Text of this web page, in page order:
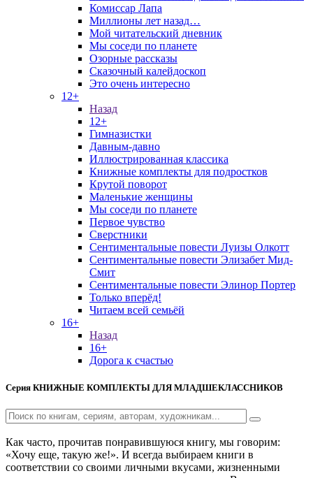
Комиссар Лапа
Миллионы лет назад…
Мой читательский дневник
Мы соседи по планете
Озорные рассказы
Сказочный калейдоскоп
Это очень интересно
12+
Назад
12+
Гимназистки
Давным-давно
Иллюстрированная классика
Книжные комплекты для подростков
Крутой поворот
Маленькие женщины
Мы соседи по планете
Первое чувство
Сверстники
Сентиментальные повести Луизы Олкотт
Сентиментальные повести Элизабет Мид-
Смит
Сентиментальные повести Элинор Портер
Только вперёд!
Читаем всей семьёй
16+
Назад
16+
Дорога к счастью
Серия КНИЖНЫЕ КОМПЛЕКТЫ ДЛЯ МЛАДШЕКЛАССНИКОВ
Как часто, прочитав понравившуюся книгу, мы говорим:
«Хочу еще, такую же!». И всегда выбираем книги в
соответствии со своими личными вкусами, жизненными